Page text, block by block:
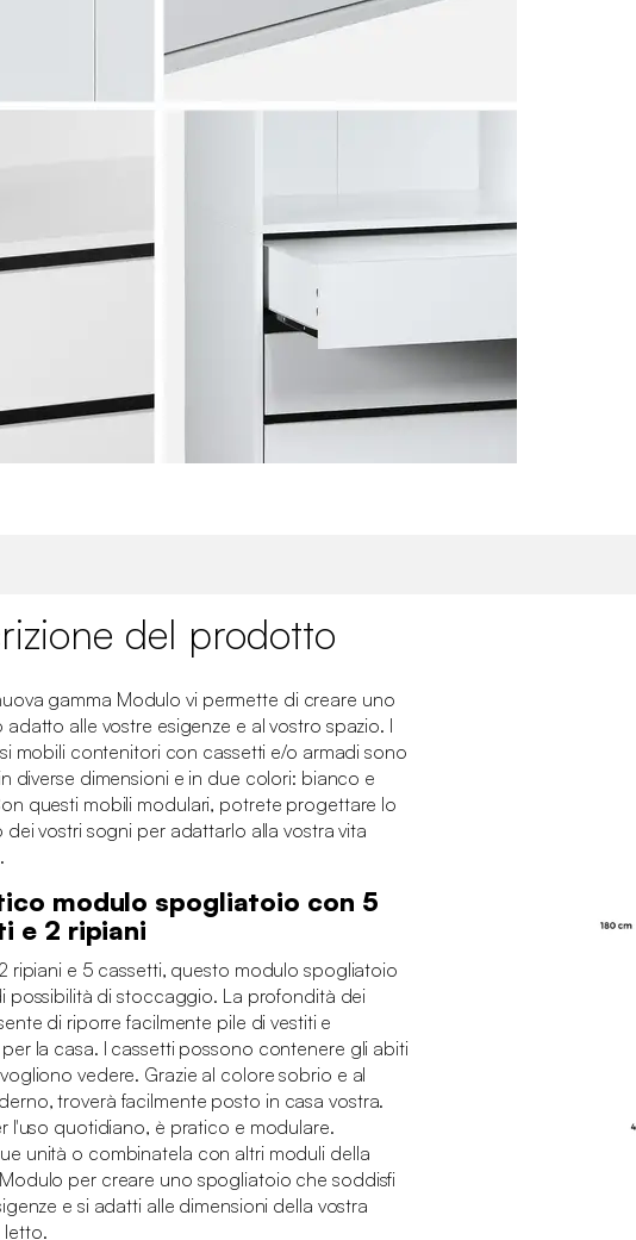
del prodotto
gamma Modulo vi permette di creare uno
alle vostre esigenze e al vostro spazio. I
mobili contenitori con cassetti e/o armadi sono
diverse dimensioni e in due colori: bianco e
questi mobili modulari, potrete progettare lo
vostri sogni per adattarlo alla vostra vita
modulo spogliatoio con 5
e 2 ripiani
ripiani e 5 cassetti, questo modulo spogliatoio
possibilità di stoccaggio. La profondità dei
di riporre facilmente pile di vestiti e
la casa. I cassetti possono contenere gli abiti
vedere. Grazie al colore sobrio e al
troverà facilmente posto in casa vostra.
l'uso quotidiano, è pratico e modulare.
unità o combinatela con altri moduli della
per creare uno spogliatoio che soddisfi
e si adatti alle dimensioni della vostra
letto.